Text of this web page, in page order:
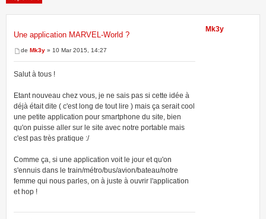
Une application MARVEL-World ?
de Mk3y » 10 Mar 2015, 14:27
Salut à tous !
Etant nouveau chez vous, je ne sais pas si cette idée à
déjà était dite ( c'est long de tout lire ) mais ça serait cool
une petite application pour smartphone du site, bien
qu'on puisse aller sur le site avec notre portable mais
c'est pas très pratique :/
Comme ça, si une application voit le jour et qu'on
s'ennuis dans le train/métro/bus/avion/bateau/notre
femme qui nous parles, on à juste à ouvrir l'application
et hop !
Mk3y